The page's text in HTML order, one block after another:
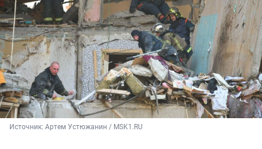
Источник: Артем Устюжанин / MSK1.RU